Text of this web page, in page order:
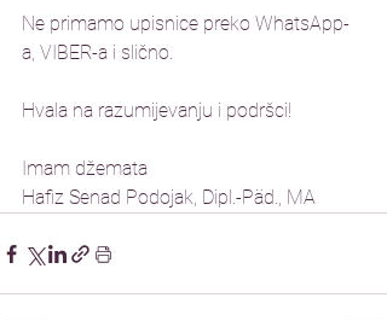
Ne primamo upisnice preko WhatsApp-
a, VIBER-a i slično.
Hvala na razumijevanju i podršci!
Imam džemata
Hafiz Senad Podojak, Dipl.-Päd., MA